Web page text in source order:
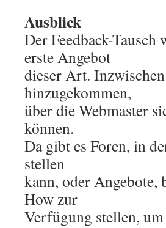
Ausblick
Der Feedback-Tausch
erste Angebot
dieser Art.
hinzugekommen,
über die Webmaster
können.
Da gibt es Foren, in
stellen
kann, oder Angebote,
How zur
Verfügung stellen,